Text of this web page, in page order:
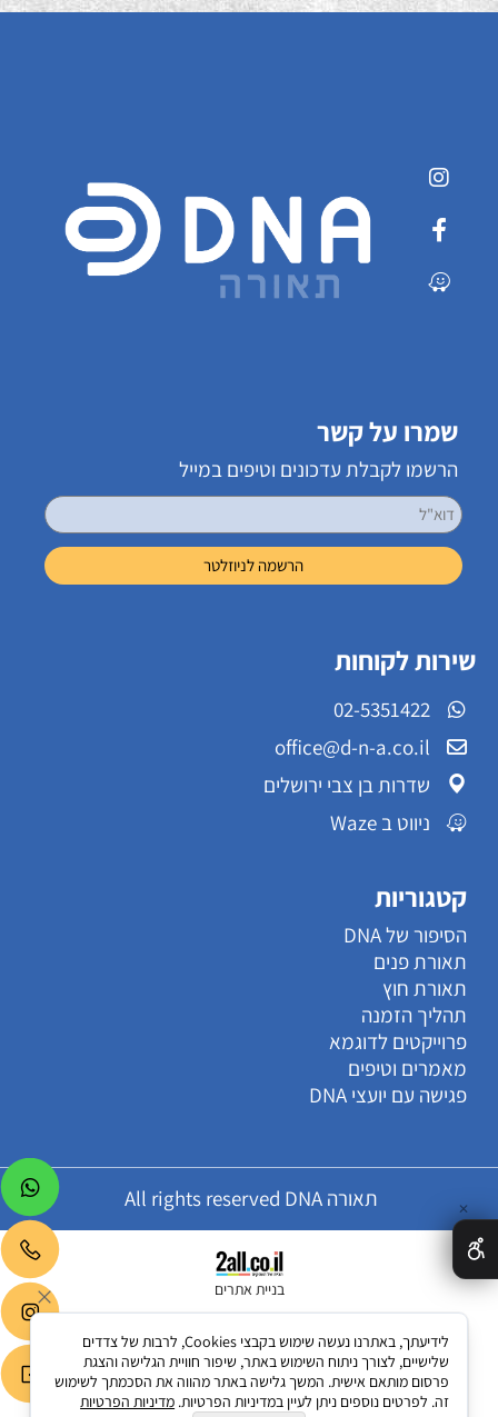
שמרו על קשר
הרשמו לקבלת עדכונים וטיפים במייל
שירות לקוחות
02-5351422
office@d-n-a.co.il
שדרות בן צבי ירושלים
ניווט ב Waze
קטגוריות
הסיפור של DNA
תאורת פנים
תאורת חוץ
תהליך הזמנה
פרוייקטים לדוגמא
מאמרים וטיפים
פגישה עם יועצי DNA
תאורה All rights reserved DNA
בניית אתרים
✕
לידיעתך, באתרנו נעשה שימוש בקבצי Cookies, לרבות של צדדים
שלישיים, לצורך ניתוח השימוש באתר, שיפור חוויית הגלישה והצגת
פרסום מותאם אישית. המשך גלישה באתר מהווה את הסכמתך לשימוש
זה. לפרטים נוספים ניתן לעיין במדיניות הפרטיות. מדיניות הפרטיות